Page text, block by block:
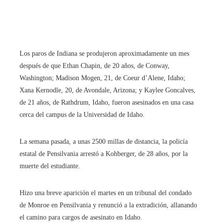
Los paros de Indiana se produjeron aproximadamente un mes
después de que Ethan Chapin, de 20 años, de Conway,
Washington; Madison Mogen, 21, de Coeur d’Alene, Idaho;
Xana Kernodle, 20, de Avondale, Arizona; y Kaylee Goncalves,
de 21 años, de Rathdrum, Idaho, fueron asesinados en una casa
cerca del campus de la Universidad de Idaho.
La semana pasada, a unas 2500 millas de distancia, la policía
estatal de Pensilvania arrestó a Kohberger, de 28 años, por la
muerte del estudiante.
Hizo una breve aparición el martes en un tribunal del condado
de Monroe en Pensilvania y renunció a la extradición, allanando
el camino para cargos de asesinato en Idaho.